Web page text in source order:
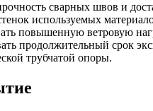
сварных швов и
используемых
повышенную ветровую
продолжительный срок
трубчатой опоры.